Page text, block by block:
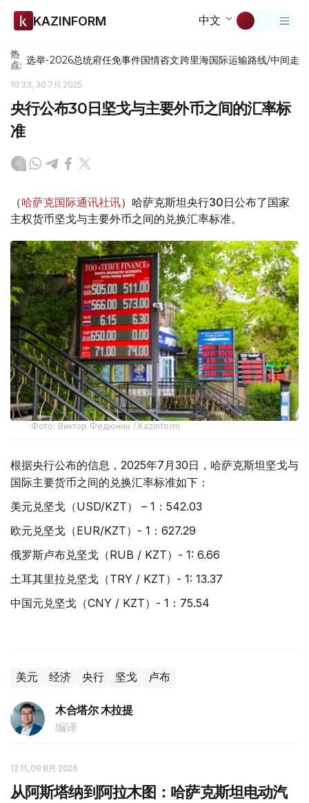
KAZINFORM 中文
热
点: 选举-2026总统府任免事件国情咨文跨里海国际运输路线/中间走廊
10:33, 30 7月 2025
央行公布30日坚戈与主要外币之间的汇率标
准
（哈萨克国际通讯社讯）哈萨克斯坦央行30日公布了国家
主权货币坚戈与主要外币之间的兑换汇率标准。
Фото: Виктор Федюнин / Kazinform
根据央行公布的信息，2025年7月30日，哈萨克斯坦坚戈与
国际主要货币之间的兑换汇率标准如下：
美元兑坚戈（USD/KZT） – 1：542.03
欧元兑坚戈（EUR/KZT）- 1：627.29
俄罗斯卢布兑坚戈（RUB / KZT）- 1: 6.66
土耳其里拉兑坚戈（TRY / KZT）- 1: 13.37
中国元兑坚戈（CNY / KZT）- 1：75.54
美元 经济 央行 坚戈 卢布
木合塔尔 木拉提
编译
12:11, 09 8月 2026
从阿斯塔纳到阿拉木图：哈萨克斯坦电动汽